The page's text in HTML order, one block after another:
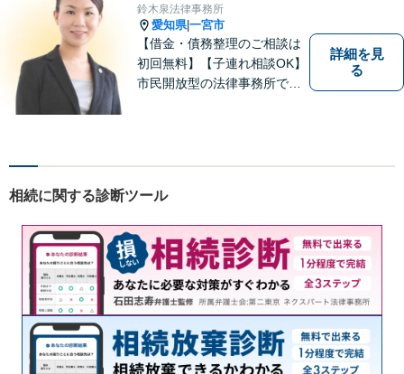
【分割払い可】【完全個室】
鈴木泉法律事務所
愛知県|一宮市
【借金・債務整理のご相談は
初回無料】【子連れ相談OK】
市民開放型の法律事務所で
ください。
詳細を見
る
相続に関する診断ツール